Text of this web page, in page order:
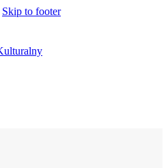
Skip to footer